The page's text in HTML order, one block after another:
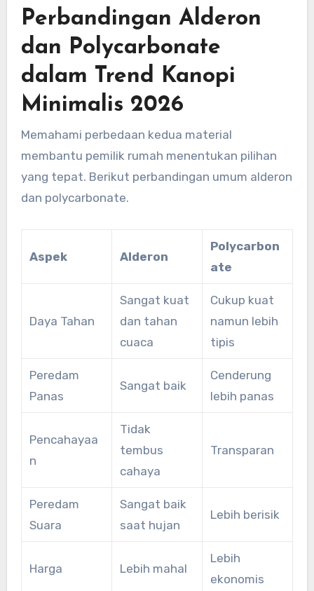
Perbandingan Alderon
dan Polycarbonate
dalam Trend Kanopi
Minimalis 2026
Memahami perbedaan kedua material
membantu pemilik rumah menentukan pilihan
yang tepat. Berikut perbandingan umum alderon
dan polycarbonate.
Aspek Alderon
Polycarbon
ate
Daya Tahan
Sangat kuat
dan tahan
cuaca
Cukup kuat
namun lebih
tipis
Peredam
Panas
Sangat baik
Cenderung
lebih panas
Pencahayaa
n
Tidak
tembus
cahaya
Transparan
Peredam
Suara
Sangat baik
saat hujan
Lebih berisik
Harga Lebih mahal
Lebih
ekonomis